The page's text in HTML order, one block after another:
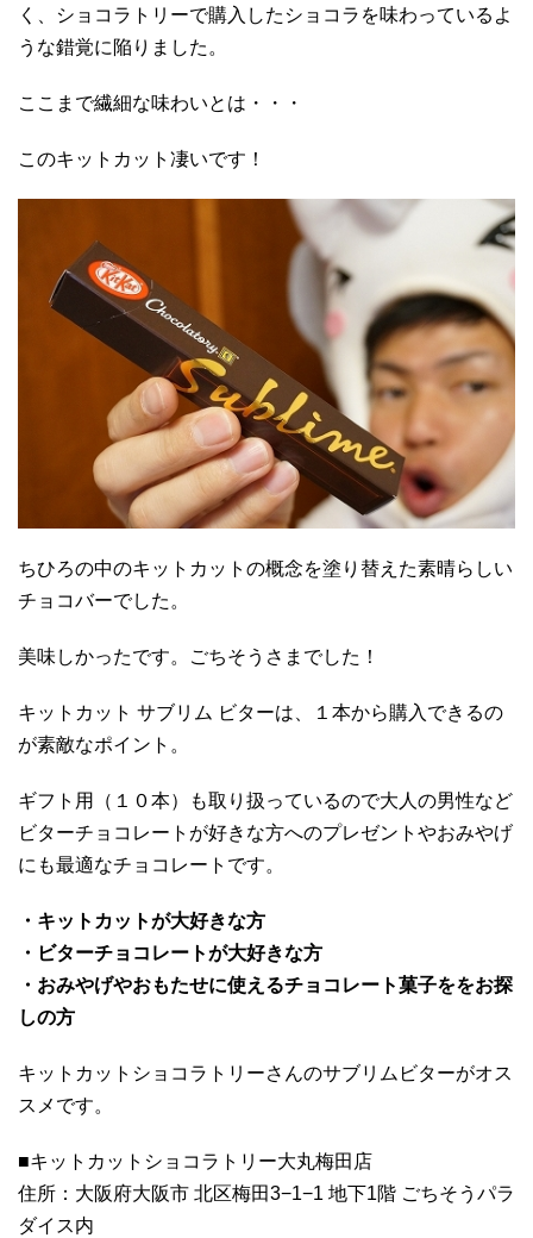
く、ショコラトリーで購入したショコラを味わっているよ
うな錯覚に陥りました。
ここまで繊細な味わいとは・・・
このキットカット凄いです！
ちひろの中のキットカットの概念を塗り替えた素晴らしい
チョコバーでした。
美味しかったです。ごちそうさまでした！
キットカット サブリム ビターは、１本から購入できるの
が素敵なポイント。
ギフト用（１０本）も取り扱っているので大人の男性など
ビターチョコレートが好きな方へのプレゼントやおみやげ
にも最適なチョコレートです。
・キットカットが大好きな方
・ビターチョコレートが大好きな方
・おみやげやおもたせに使えるチョコレート菓子ををお探
しの方
キットカットショコラトリーさんのサブリムビターがオス
スメです。
■キットカットショコラトリー大丸梅田店
住所：大阪府大阪市 北区梅田3−1−1 地下1階 ごちそうパラ
ダイス内